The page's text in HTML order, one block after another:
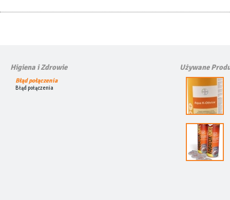
Higiena i Zdrowie
Błąd połączenia
Błąd połączenia
Używane